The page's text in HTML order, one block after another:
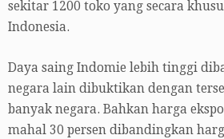
sekitar 1200 toko yang secara
Indonesia.
Daya saing Indomie lebih tinggi
negara lain dibuktikan dengan
banyak negara. Bahkan harga
mahal 30 persen dibandingkan